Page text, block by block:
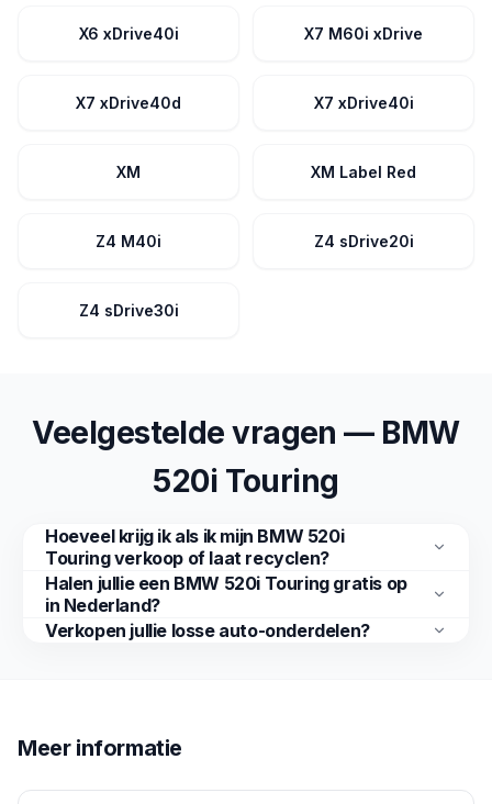
X6 xDrive40i X7 M60i xDrive
X7 xDrive40d X7 xDrive40i
XM XM Label Red
Z4 M40i Z4 sDrive20i
Z4 sDrive30i
Veelgestelde vragen — BMW
520i Touring
Hoeveel krijg ik als ik mijn BMW 520i
Touring verkoop of laat recyclen?
Halen jullie een BMW 520i Touring gratis op
in Nederland?
Verkopen jullie losse auto-onderdelen?
Meer informatie